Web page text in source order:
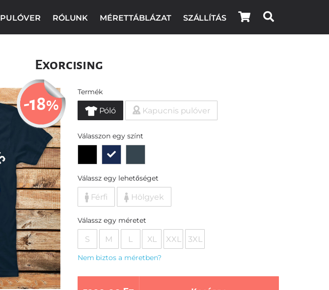
PULÓVER RÓLUNK MÉRETTÁBLÁZAT SZÁLLÍTÁS
Exorcising
-18%
Termék
Póló Kapucnis pulóver
Válasszon egy színt
Válassz egy lehetőséget
Férfi Hölgyek
Válassz egy méretet
S M L XL XXL 3XL
Nem biztos a méretben?